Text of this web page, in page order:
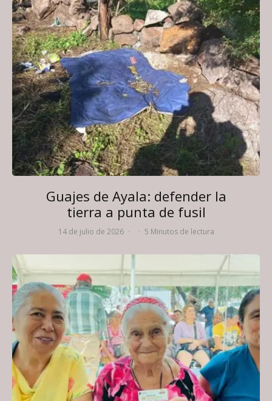
Guajes de Ayala: defender la
tierra a punta de fusil
14 de julio de 2026 · · 5 Minutos de lectura